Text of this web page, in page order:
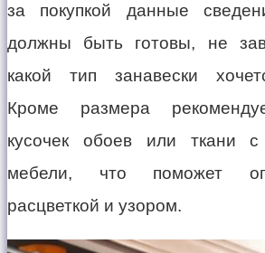
за покупкой данные
должны быть готовы, не
какой тип занавески
Кроме размера
кусочек обоев или ткани с
мебели, что поможет
расцветкой и узором.